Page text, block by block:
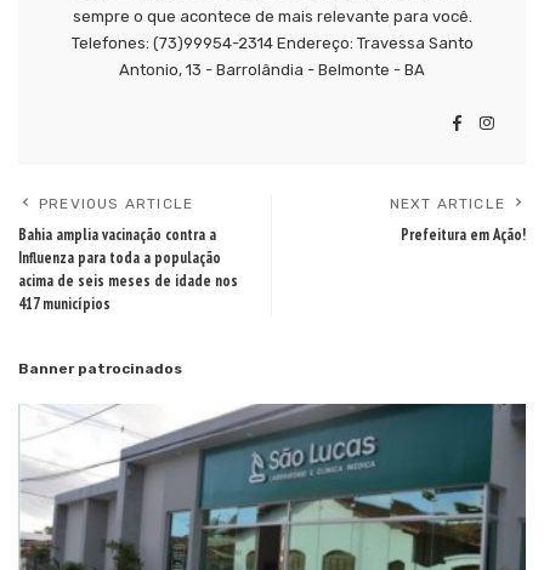
sempre o que acontece de mais relevante para você.
Telefones: (73)99954-2314 Endereço: Travessa Santo
Antonio, 13 - Barrolândia - Belmonte - BA
PREVIOUS ARTICLE
Bahia amplia vacinação contra a
Influenza para toda a população
acima de seis meses de idade nos
417 municípios
NEXT ARTICLE
Prefeitura em Ação!
Banner patrocinados